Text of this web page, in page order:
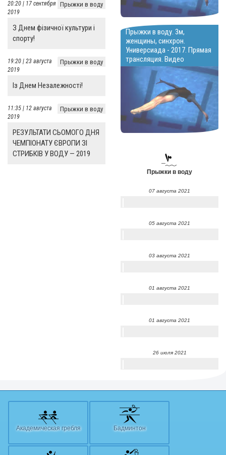
Прыжки в воду
20:20 | 17 сентября
2019
З Днем фізичної культури і
спорту!
Прыжки в воду
19:20 | 23 августа
2019
Із Днем Незалежності!
Прыжки в воду
11:35 | 12 августа
2019
РЕЗУЛЬТАТИ СЬОМОГО ДНЯ
ЧЕМПІОНАТУ ЄВРОПИ ЗІ
СТРИБКІВ У ВОДУ — 2019
Прыжки в воду. 3м,
женщины, синхрон.
Универсиада - 2017. Прямая
трансляция. Видео
Прыжки в воду
07 августа 2021
05 августа 2021
03 августа 2021
01 августа 2021
01 августа 2021
26 июля 2021
Академическая гребля Бадминтон